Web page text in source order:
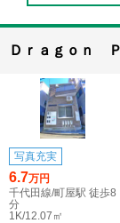
Ｄｒａｇｏｎ
写真充実
6.7万円
千代田線/町屋駅 徒歩8
分
1K/12.07㎡